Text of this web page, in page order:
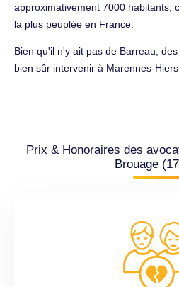
approximativement 7000 habitants,
la plus peuplée en France.
Bien qu'il n'y ait pas de Barreau,
bien sûr intervenir à Marennes-
Prix & Honoraires des
Brouage